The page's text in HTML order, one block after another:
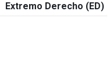
Extremo Derecho (ED)